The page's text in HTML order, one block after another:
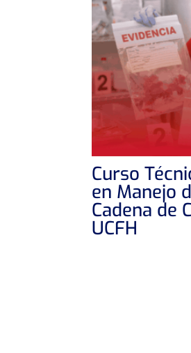
Curso
en Manejo
Cadena de
UCFH